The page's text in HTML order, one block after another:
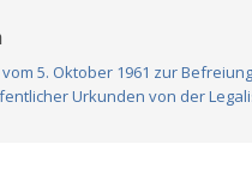
5. Oktober 1961 zur Befreiung
Urkunden von der